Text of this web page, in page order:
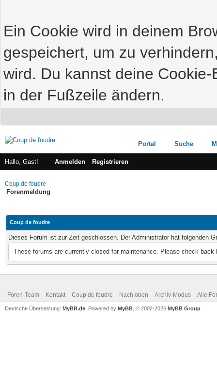
Ein Cookie wird in deinem
gespeichert, um zu
wird. Du kannst deine
in der Fußzeile ändern.
Portal Suche
Hallo, Gast! Anmelden Registrieren
Coup de foudre
Forenmeldung
Coup de foudre
Dieses Forum ist zur Zeit geschlossen. Der Administrator hat folgenden
These forums are currently closed for maintenance. Please check back
Foren-Team Kontakt Coup de foudre Nach oben Archiv-Modus Alle
Deutsche Übersetzung: MyBB.de , Powered by MyBB , © 2002-2026 MyBB Group